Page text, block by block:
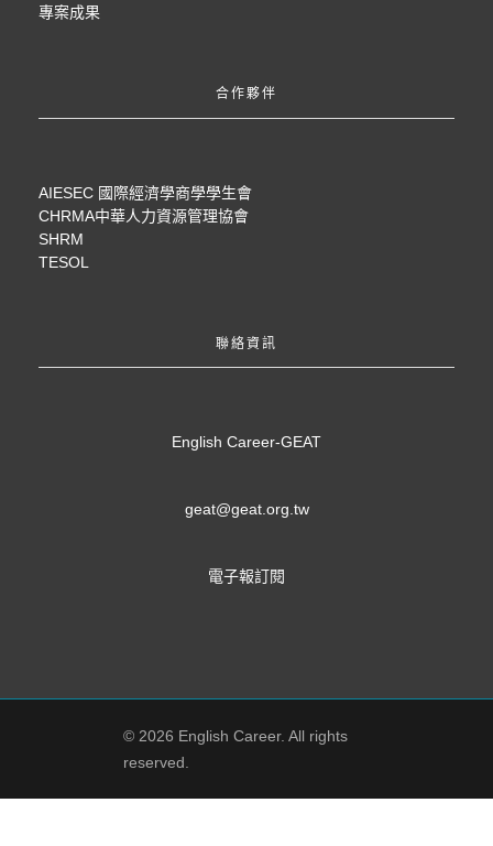
專案成果
合作夥伴
AIESEC 國際經濟學商學學生會
CHRMA中華人力資源管理協會
SHRM
TESOL
聯絡資訊
English Career-GEAT
geat@geat.org.tw
電子報訂閱
© 2026 English Career. All rights
reserved.